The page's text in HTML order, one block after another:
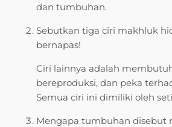
dan tumbuhan.
Sebutkan tiga ciri makhluk
bernapas!
Ciri lainnya adalah
bereproduksi, dan peka
Semua ciri ini dimiliki oleh
Mengapa tumbuhan disebut